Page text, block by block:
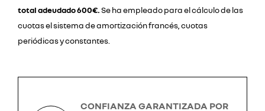
total adeudado 600€.Se ha empleado para el cálculo de las
cuotas el sistema de amortización francés, cuotas
periódicas y constantes.
CONFIANZA GARANTIZADA POR